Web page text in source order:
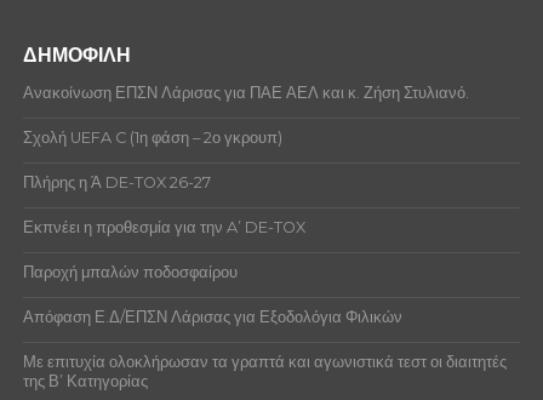
ΔΗΜΟΦΙΛΗ
Ανακοίνωση ΕΠΣΝ Λάρισας για ΠΑΕ ΑΕΛ και κ. Ζήση Στυλιανό.
Σχολή UEFA C (1η φάση – 2ο γκρουπ)
Πλήρης η Ά DE-TOX 26-27
Εκπνέει η προθεσμία για την A’ DE-TOX
Παροχή μπαλών ποδοσφαίρου
Απόφαση Ε.Δ/ΕΠΣΝ Λάρισας για Εξοδολόγια Φιλικών
Με επιτυχία ολοκλήρωσαν τα γραπτά και αγωνιστικά τεστ οι διαιτητές
της Β’ Κατηγορίας